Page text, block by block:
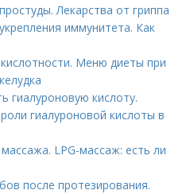
Лекарства от гриппа
иммунитета. Как
Меню диеты при
гиалуроновую кислоту.
гиалуроновой кислоты в
LPG-массаж: есть ли
после протезирования.